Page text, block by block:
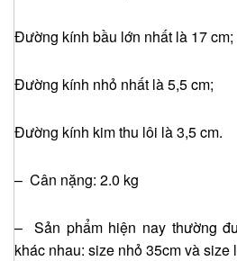
Đường kính bầu lớn nhất là 17 cm;
Đường kính nhỏ nhất là 5,5 cm;
Đường kính kim thu lôi là 3,5 cm.
– Cân nặng: 2.0 kg
– Sản phẩm hiện nay thường
khác nhau: size nhỏ 35cm và size